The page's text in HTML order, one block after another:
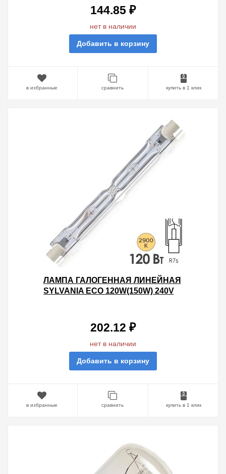
144.85 ₽
нет в наличии
Добавить в корзину
в избранные сравнить купить в 1 клик
ЛАМПА ГАЛОГЕННАЯ ЛИНЕЙНАЯ
SYLVANIA ECO 120W(150W) 240V
202.12 ₽
нет в наличии
Добавить в корзину
в избранные сравнить купить в 1 клик